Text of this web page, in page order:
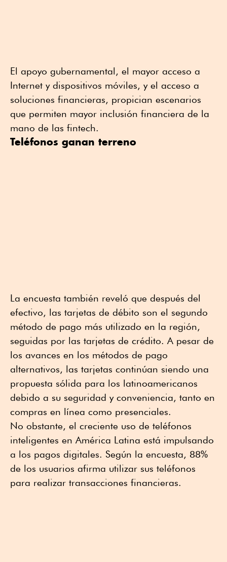
El apoyo gubernamental, el mayor acceso a
Internet y dispositivos móviles, y el acceso a
soluciones financieras, propician escenarios
que permiten mayor inclusión financiera de la
mano de las fintech.
Teléfonos ganan terreno
La encuesta también reveló que después del
efectivo, las tarjetas de débito son el segundo
método de pago más utilizado en la región,
seguidas por las tarjetas de crédito. A pesar de
los avances en los métodos de pago
alternativos, las tarjetas continúan siendo una
propuesta sólida para los latinoamericanos
debido a su seguridad y conveniencia, tanto en
compras en línea como presenciales.
No obstante, el creciente uso de teléfonos
inteligentes en América Latina está impulsando
a los pagos digitales. Según la encuesta, 88%
de los usuarios afirma utilizar sus teléfonos
para realizar transacciones financieras.